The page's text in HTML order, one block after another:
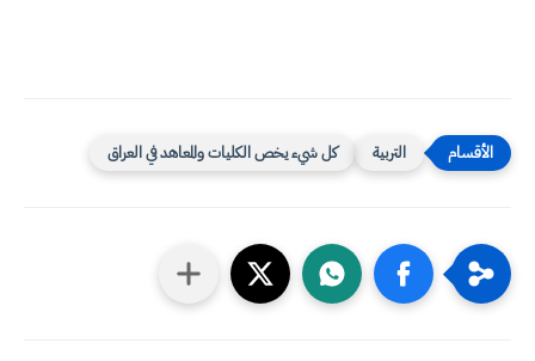
التربية كل شيء يخص الكليات والمعاهد في العراق